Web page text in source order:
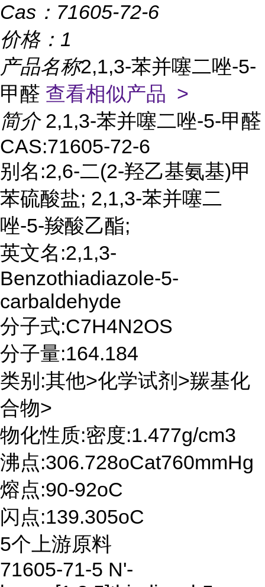
Cas： 71605-72-6
价格： 1
产品名称2,1,3-苯并噻二唑-5-
甲醛 查看相似产品 >
简介 2,1,3-苯并噻二唑-5-甲醛
CAS:71605-72-6
别名:2,6-二(2-羟乙基氨基)甲
苯硫酸盐; 2,1,3-苯并噻二
唑-5-羧酸乙酯;
英文名:2,1,3-
Benzothiadiazole-5-
carbaldehyde
分子式:C7H4N2OS
分子量:164.184
类别:其他>化学试剂>羰基化
合物>
物化性质:密度:1.477g/cm3
沸点:306.728oCat760mmHg
熔点:90-92oC
闪点:139.305oC
5个上游原料
71605-71-5 N'-